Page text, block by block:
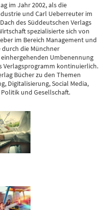
im Jahr 2002, als die
und Carl Ueberreuter im
des Süddeutschen Verlags
spezialisierte sich von
im Bereich Management und
durch die Münchner
Umbenennung
Verlagsprogramm kontinuierlich.
Bücher zu den Themen
Digitalisierung, Social Media,
und Gesellschaft.